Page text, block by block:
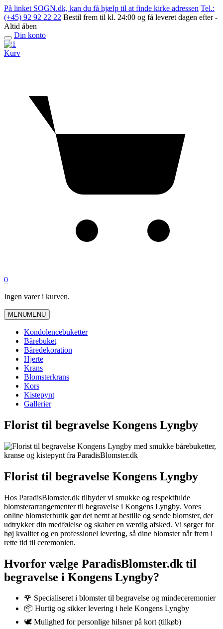
Skip
to
content
På linket SOGN.dk, kan du få hjælp til at finde kirke adressen Tel.:
(+45) 92 92 22 22 Bestil frem til kl. 24:00 og få leveret dagen efter -
Altid åben
Open
menu
Din konto
Kurv
0
Ingen varer i kurven.
MENUMENU
Kondolencebuketter
Bårebuket
Båredekoration
Hjerte
Krans
Blomsterkrans
Kors
Kistepynt
Gallerier
Florist til begravelse Kongens Lyngby
Florist til begravelse Kongens Lyngby
Hos ParadisBlomster.dk tilbyder vi smukke og respektfulde
blomsterarrangementer til begravelse i Kongens Lyngby. Vores
online blomsterbutik gør det nemt at bestille og sende blomster, der
udtrykker din medfølelse og skaber en værdig afsked. Vi sørger for
høj kvalitet og en professionel levering, så dine blomster når frem i
rette tid til ceremonien.
Hvorfor vælge ParadisBlomster.dk til
begravelse i Kongens Lyngby?
🌹 Specialiseret i blomster til begravelse og mindeceremonier
📦 Hurtig og sikker levering i hele Kongens Lyngby
🕊️ Mulighed for personlige hilsner på kort (tilkøb)